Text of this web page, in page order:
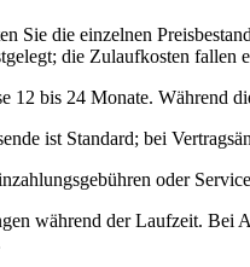
Sie die einzelnen
die Zulaufkosten
12 bis 24 Monate. Während
ist Standard; bei
oder
während der Laufzeit.